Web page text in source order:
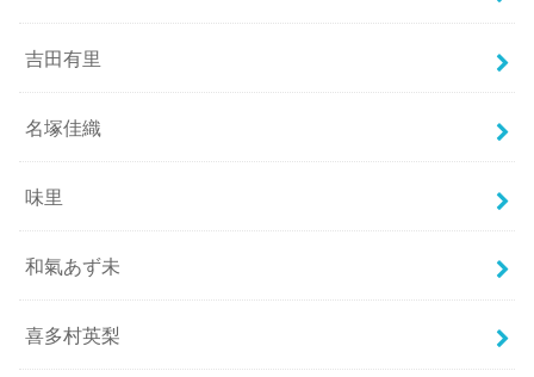
吉田有里
名塚佳織
味里
和氣あず未
喜多村英梨